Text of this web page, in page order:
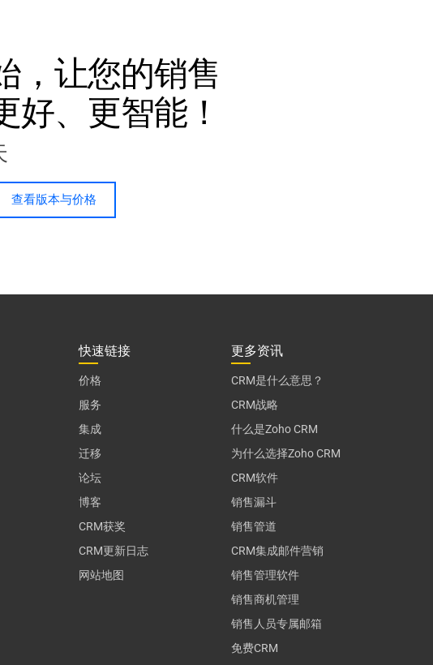
，让您的销售
好、更智能！
查看版本与价格
快速链接
价格
服务
集成
迁移
论坛
博客
CRM获奖
CRM更新日志
网站地图
更多资讯
CRM是什么意思？
CRM战略
什么是Zoho CRM
为什么选择Zoho CRM
CRM软件
销售漏斗
销售管道
CRM集成邮件营销
销售管理软件
销售商机管理
销售人员专属邮箱
免费CRM